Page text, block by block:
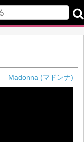
Madonna (マドンナ)